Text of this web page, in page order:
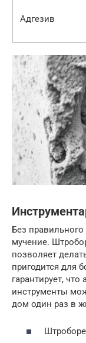
Адгезив
Без
мучение.
позволяет
пригодится для
гарантирует, что
инструменты
дом один раз в